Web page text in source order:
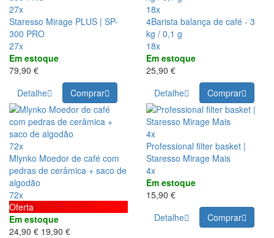
27x
Staresso Mirage PLUS | SP-
300 PRO
27x
Em estoque
79,90 €
Detalhe
Comprar
18x
4Barista balança de café - 3
kg / 0,1 g
18x
Em estoque
25,90 €
Detalhe
Comprar
72x
Mlynko Moedor de café com
pedras de cerâmica + saco de
algodão
72x
Oferta
Em estoque
24,90 € 19,90 €
4x
Professional filter basket |
Staresso Mirage Mais
4x
Em estoque
15,90 €
Detalhe
Comprar